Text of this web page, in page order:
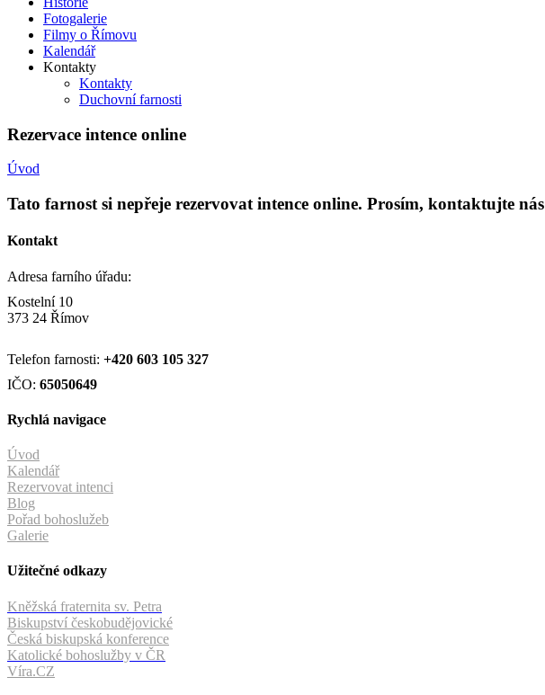
Fotogalerie
Filmy o Římovu
Kalendář
Kontakty
Kontakty
Duchovní farnosti
Rezervace intence online
Úvod
Tato farnost si nepřeje rezervovat intence online. Prosím, kontaktujte nás
Kontakt
Adresa farního úřadu:
Kostelní 10
373 24 Římov
Telefon farnosti: +420 603 105 327
IČO: 65050649
Rychlá navigace
Úvod
Kalendář
Rezervovat intenci
Blog
Pořad bohoslužeb
Galerie
Užitečné odkazy
Kněžská fraternita sv. Petra
Biskupství českobudějovické
Česká biskupská konference
Katolické bohoslužby v ČR
Víra.CZ